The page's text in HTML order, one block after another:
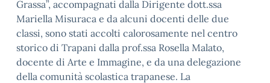
Grassa”, accompagnati dalla Dirigente dott.ssa
Mariella Misuraca e da alcuni docenti delle due
classi, sono stati accolti calorosamente nel centro
storico di Trapani dalla prof.ssa Rosella Malato,
docente di Arte e Immagine, e da una delegazione
della comunità scolastica trapanese. La